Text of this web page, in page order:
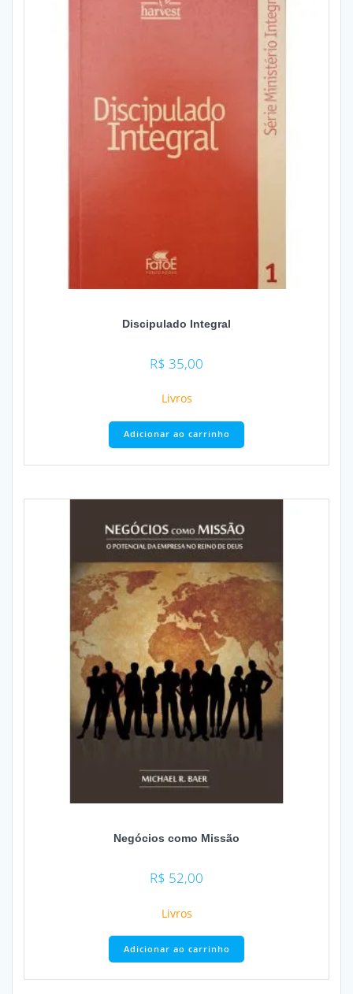
Discipulado Integral
R$ 35,00
Livros
Adicionar ao carrinho
Negócios como Missão
R$ 52,00
Livros
Adicionar ao carrinho